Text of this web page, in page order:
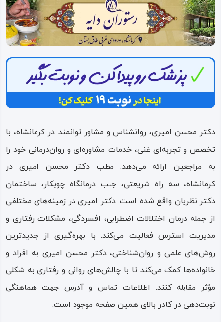
درباره
ما
دکتر محسن امیری، روانشناس و مشاور توانمند در کرمانشاه، با
تخصص و تجربه‌ای غنی، خدمات مشاوره‌ای و روان‌درمانی خود را
به مراجعین ارائه می‌دهد. مطب دکتر محسن امیری در
کرمانشاه، سه راه شریعتی، جنب درمانگاه چوبکار، ساختمان
دکتر نظریان واقع شده است. دکتر امیری در زمینه‌های مختلفی
از جمله درمان اختلالات اضطرابی، افسردگی، مشکلات رفتاری و
مدیریت استرس فعالیت می‌کند. با بهره‌گیری از جدیدترین
روش‌های علمی و روان‌شناختی، دکتر محسن امیری به افراد و
خانواده‌ها کمک می‌کند تا با چالش‌های روانی و رفتاری به شکلی
مؤثر مقابله کنند. اطلاعات تماس و آدرس جهت هماهنگی
نوبت‌دهی در کادر بالای همین صفحه موجود است.